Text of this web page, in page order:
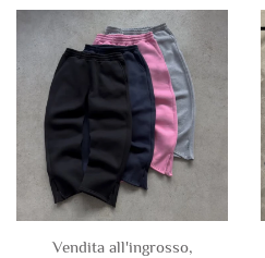
felpe a cappuccio doppio
strato in cotone Terry con
strisce e cerniera, giacca
per uomo
Vendita all'ingrosso,